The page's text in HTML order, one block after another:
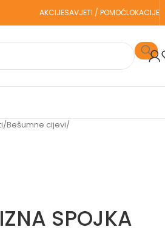
AKCIJESAVJETI / POMOĆLOKACIJE
/Bešumne cijevi/
SPOJKA